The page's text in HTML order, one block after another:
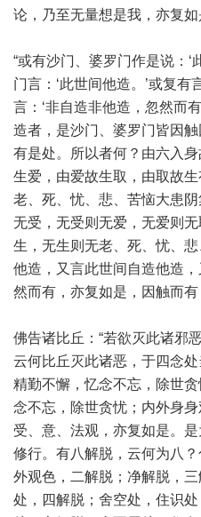
论，乃至无量想是我，亦复如
“或有沙门、婆罗门作是说：‘
门言：‘此世间他造。’或复有
言：‘非自造非他造，忽然而
造者，是沙门、婆罗门皆因
有是处。所以者何？由六入
生爱，由爱故生取，由取故
老、死、忧、悲、苦恼大患
无受，无受则无爱，无爱则
生，无生则无老、死、忧、
他造，又言此世间自造他造
然而有，亦复如是，因触而有
佛告诸比丘：“若欲灭此诸邪
云何比丘灭此诸恶，于四念
精勤不懈，忆念不忘，除世
念不忘，除世贪忧；内外身身
受、意、法观，亦复如是。
修行。有八解脱，云何为八
外观色，二解脱；净解脱，
处，四解脱；舍空处，住识